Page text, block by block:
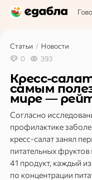
Статьи / Новости
0
393
Кресс-
самым
мире —
Согласно
профилактике
кресс-салат занял
питательных
41 продукт, каждый
по концентрации